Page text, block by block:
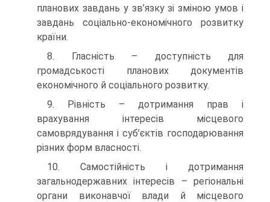
планових завдань у зв’язку зі зміною умов і
завдань соціально-економічного розвитку
країни.
8. Гласність – доступність для
громадськості планових документів
економічного й соціального розвитку.
9. Рівність – дотримання прав і
врахування інтересів місцевого
самоврядування і суб’єктів господарювання
різних форм власності.
10. Самостійність і дотримання
загальнодержавних інтересів – регіональні
органи виконавчої влади й місцевого